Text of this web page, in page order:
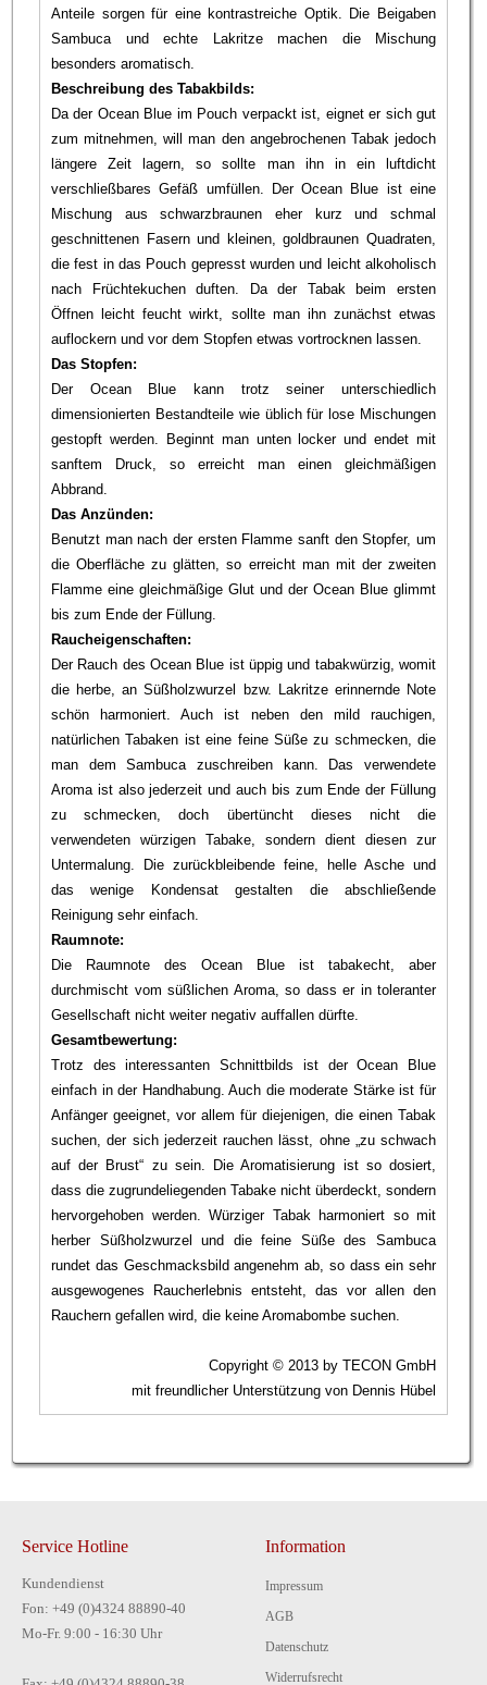
Anteile sorgen für eine kontrastreiche Optik. Die Beigaben
Sambuca und echte Lakritze machen die Mischung
besonders aroma­tisch.
Beschreibung des Tabakbilds:
Da der Ocean Blue im Pouch verpackt ist, eignet er sich gut
zum mitnehmen, will man den angebrochenen Tabak jedoch
längere Zeit lagern, so sollte man ihn in ein luftdicht
verschließbares Gefäß umfüllen. Der Ocean Blue ist eine
Mischung aus schwarzbraunen eher kurz und schmal
geschnittenen Fasern und kleinen, goldbraunen Quadraten,
die fest in das Pouch gepresst wurden und leicht alkoholisch
nach Früchtekuchen duften. Da der Tabak beim ersten
Öffnen leicht feucht wirkt, sollte man ihn zunächst etwas
auflockern und vor dem Stopfen etwas vortrocknen lassen.
Das Stopfen:
Der Ocean Blue kann trotz seiner unterschiedlich
dimensionierten Bestandteile wie üblich für lose Mischungen
gestopft werden. Beginnt man unten locker und endet mit
sanftem Druck, so erreicht man einen gleichmäßigen
Abbrand.
Das Anzünden:
Benutzt man nach der ersten Flamme sanft den Stopfer, um
die Oberfläche zu glätten, so erreicht man mit der zweiten
Flamme eine gleichmäßige Glut und der Ocean Blue glimmt
bis zum Ende der Füllung.
Raucheigenschaften:
Der Rauch des Ocean Blue ist üppig und tabakwürzig, womit
die herbe, an Süßholzwurzel bzw. Lakritze erinnernde Note
schön harmoniert. Auch ist neben den mild rauchigen,
natürlichen Tabaken ist eine feine Süße zu schmecken, die
man dem Sambuca zuschreiben kann. Das verwendete
Aroma ist also jederzeit und auch bis zum Ende der Füllung
zu schmecken, doch übertüncht dieses nicht die
verwendeten würzigen Tabake, sondern dient diesen zur
Untermalung. Die zurückbleibende feine, helle Asche und
das wenige Kondensat gestalten die abschließende
Reinigung sehr einfach.
Raumnote:
Die Raumnote des Ocean Blue ist tabakecht, aber
durchmischt vom süßlichen Aroma, so dass er in toleranter
Gesellschaft nicht weiter negativ auffallen dürfte.
Gesamtbewertung:
Trotz des interessanten Schnittbilds ist der Ocean Blue
einfach in der Handhabung. Auch die moderate Stärke ist für
Anfänger geeignet, vor allem für diejenigen, die einen Tabak
suchen, der sich jederzeit rauchen lässt, ohne „zu schwach
auf der Brust“ zu sein. Die Aromatisierung ist so dosiert,
dass die zugrundeliegenden Tabake nicht überdeckt, sondern
hervorgehoben werden. Würziger Tabak harmoniert so mit
herber Süßholzwurzel und die feine Süße des Sambuca
rundet das Geschmacksbild angenehm ab, so dass ein sehr
ausgewogenes Raucherlebnis entsteht, das vor allen den
Rauchern gefallen wird, die keine Aromabombe suchen.
Copyright © 2013 by TECON GmbH
mit freundlicher Unterstützung von Dennis Hübel
Service Hotline
Kundendienst
Fon: +49 (0)4324 88890-40
Mo-Fr. 9:00 - 16:30 Uhr
Information
Impressum
AGB
Datenschutz
Widerrufsrecht